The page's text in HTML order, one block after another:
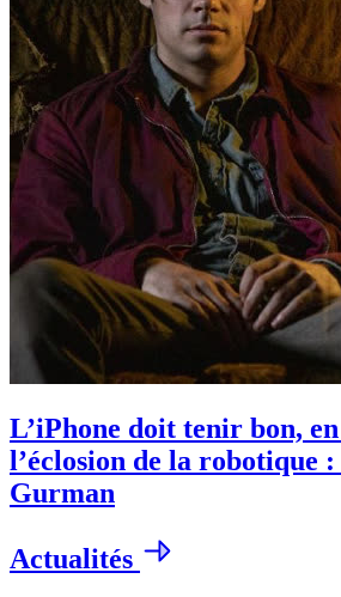
L’iPhone doit tenir bon,
l’éclosion de la robotique :
Gurman
Actualités